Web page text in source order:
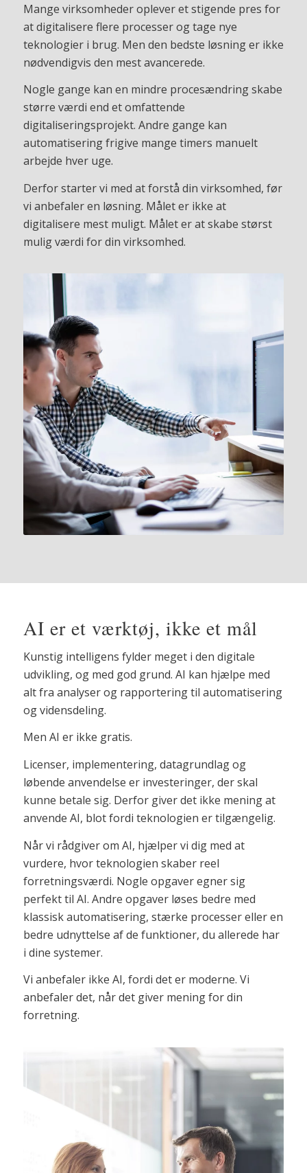
Mange virksomheder oplever et stigende pres for
at digitalisere flere processer og tage nye
teknologier i brug. Men den bedste løsning er ikke
nødvendigvis den mest avancerede.
Nogle gange kan en mindre procesændring skabe
større værdi end et omfattende
digitaliseringsprojekt. Andre gange kan
automatisering frigive mange timers manuelt
arbejde hver uge.
Derfor starter vi med at forstå din virksomhed, før
vi anbefaler en løsning. Målet er ikke at
digitalisere mest muligt. Målet er at skabe størst
mulig værdi for din virksomhed.
AI er et værktøj, ikke et mål
Kunstig intelligens fylder meget i den digitale
udvikling, og med god grund. AI kan hjælpe med
alt fra analyser og rapportering til automatisering
og vidensdeling.
Men AI er ikke gratis.
Licenser, implementering, datagrundlag og
løbende anvendelse er investeringer, der skal
kunne betale sig. Derfor giver det ikke mening at
anvende AI, blot fordi teknologien er tilgængelig.
Når vi rådgiver om AI, hjælper vi dig med at
vurdere, hvor teknologien skaber reel
forretningsværdi. Nogle opgaver egner sig
perfekt til AI. Andre opgaver løses bedre med
klassisk automatisering, stærke processer eller en
bedre udnyttelse af de funktioner, du allerede har
i dine systemer.
Vi anbefaler ikke AI, fordi det er moderne. Vi
anbefaler det, når det giver mening for din
forretning.